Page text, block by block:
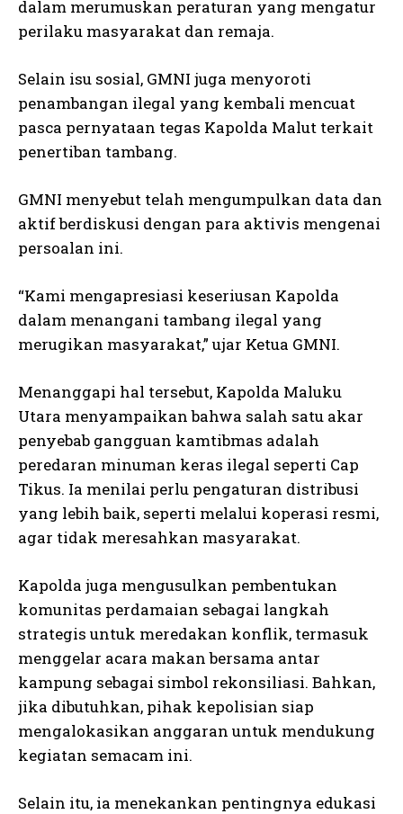
dalam merumuskan peraturan yang mengatur
perilaku masyarakat dan remaja.
Selain isu sosial, GMNI juga menyoroti
penambangan ilegal yang kembali mencuat
pasca pernyataan tegas Kapolda Malut terkait
penertiban tambang.
GMNI menyebut telah mengumpulkan data dan
aktif berdiskusi dengan para aktivis mengenai
persoalan ini.
“Kami mengapresiasi keseriusan Kapolda
dalam menangani tambang ilegal yang
merugikan masyarakat,” ujar Ketua GMNI.
Menanggapi hal tersebut, Kapolda Maluku
Utara menyampaikan bahwa salah satu akar
penyebab gangguan kamtibmas adalah
peredaran minuman keras ilegal seperti Cap
Tikus. Ia menilai perlu pengaturan distribusi
yang lebih baik, seperti melalui koperasi resmi,
agar tidak meresahkan masyarakat.
Kapolda juga mengusulkan pembentukan
komunitas perdamaian sebagai langkah
strategis untuk meredakan konflik, termasuk
menggelar acara makan bersama antar
kampung sebagai simbol rekonsiliasi. Bahkan,
jika dibutuhkan, pihak kepolisian siap
mengalokasikan anggaran untuk mendukung
kegiatan semacam ini.
Selain itu, ia menekankan pentingnya edukasi